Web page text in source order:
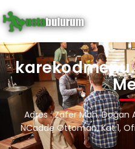
Adres : Zafer Mah. Doğan
NCadde Ottoman, Kat:1,